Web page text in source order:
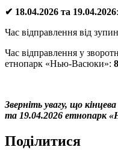
✔ 18.04.2026 та 19.04.2026:
Час відправлення від
Час відправлення у
етнопарк «Нью-Васюки»: 8
Зверніть увагу, що
та 19.04.2026 етнопарк
Поділитися